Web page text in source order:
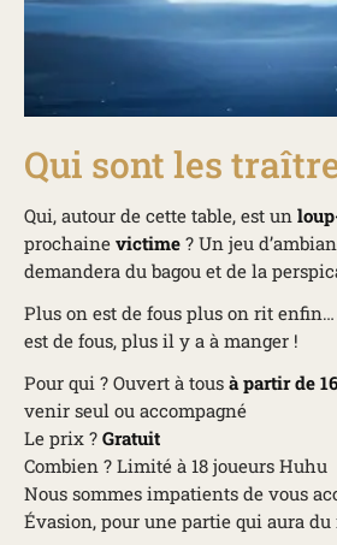
Qui sont les
Qui, autour de cette table, est un
prochaine victime ? Un jeu
demandera du bagou et de la
Plus on est de fous plus on rit
est de fous, plus il y a à manger !
Pour qui ? Ouvert à tous à partir de
venir seul ou accompagné
Le prix ? Gratuit
Combien ? Limité à 18 joueurs Huhu
Nous sommes impatients de vous
Évasion, pour une partie qui aura du